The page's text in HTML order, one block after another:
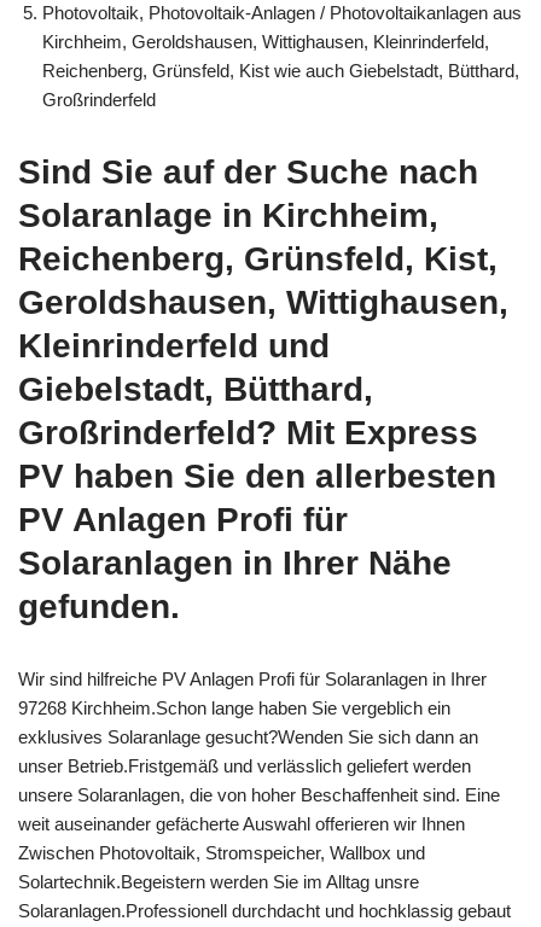
Photovoltaik, Photovoltaik-Anlagen / Photovoltaikanlagen aus
Kirchheim, Geroldshausen, Wittighausen, Kleinrinderfeld,
Reichenberg, Grünsfeld, Kist wie auch Giebelstadt, Bütthard,
Großrinderfeld
Sind Sie auf der Suche nach
Solaranlage in Kirchheim,
Reichenberg, Grünsfeld, Kist,
Geroldshausen, Wittighausen,
Kleinrinderfeld und
Giebelstadt, Bütthard,
Großrinderfeld? Mit Express
PV haben Sie den allerbesten
PV Anlagen Profi für
Solaranlagen in Ihrer Nähe
gefunden.
Wir sind hilfreiche PV Anlagen Profi für Solaranlagen in Ihrer
97268 Kirchheim.Schon lange haben Sie vergeblich ein
exklusives Solaranlage gesucht?Wenden Sie sich dann an
unser Betrieb.Fristgemäß und verlässlich geliefert werden
unsere Solaranlagen, die von hoher Beschaffenheit sind. Eine
weit auseinander gefächerte Auswahl offerieren wir Ihnen
Zwischen Photovoltaik, Stromspeicher, Wallbox und
Solartechnik.Begeistern werden Sie im Alltag unsre
Solaranlagen.Professionell durchdacht und hochklassig gebaut